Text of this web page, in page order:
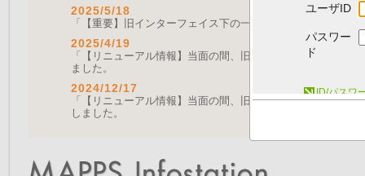
2025/5/18
「【重要】旧インターフェイス下の一部機能の停止につい
2025/4/19
「【リニューアル情報】当面の間、旧画面をご利用いただ
ました。
2024/12/17
「【リニューアル情報】当面の間、旧画面をご利用いただ
しました。
ユーザID
パスワー
ド
ID/パスワ